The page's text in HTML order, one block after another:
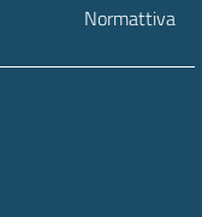
Normattiva